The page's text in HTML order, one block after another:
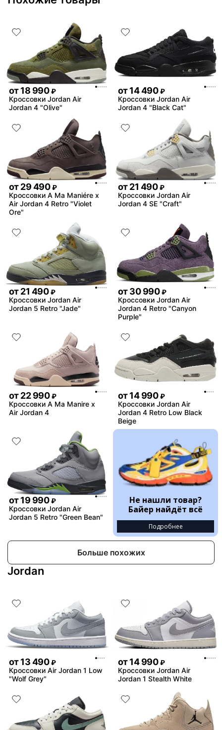
баскетбольных кроссовок
от18 990 ₽
Кроссовки Jordan Air
Jordan 4 "Olive"
от14 490 ₽
Кроссовки Jordan Air
Jordan 4 "Black Cat"
от29 490 ₽
Кроссовки A Ma Maniére x
Air Jordan 4 Retro "Violet
Ore"
от21 490 ₽
Кроссовки Jordan Air
Jordan 4 SE "Craft"
от21 490 ₽
Кроссовки Jordan Air
Jordan 5 Retro "Jade"
от30 990 ₽
Кроссовки Jordan Air
Jordan 4 Retro "Canyon
Purple"
от22 990 ₽
Кроссовки A Ma Manire x
Air Jordan 4
от14 990 ₽
Кроссовки Jordan Air
Jordan 4 Retro Low Black
Beige
от19 990 ₽
Кроссовки Jordan Air
Jordan 5 Retro "Green Bean"
Не нашли товар?
Байер найдёт всё
Подробнее
Больше похожих
Jordan
от13 490 ₽
Кроссовки Air Jordan 1 Low
"Wolf Grey"
от14 990 ₽
Кроссовки Jordan Air
Jordan 1 Stealth White